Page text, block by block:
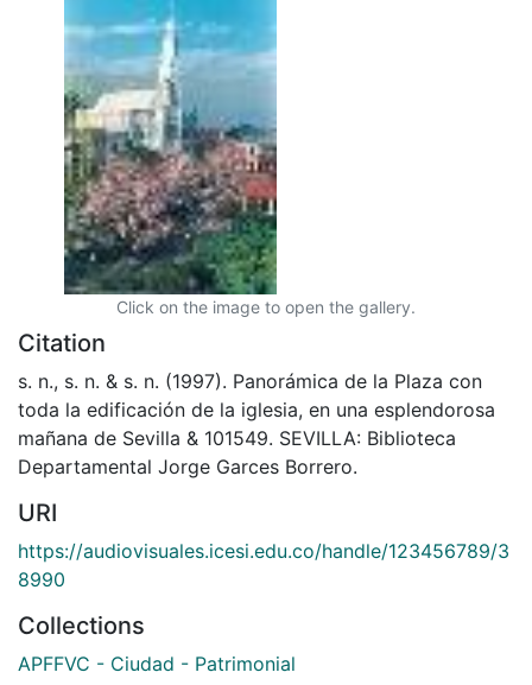
Click on the image to open the gallery.
Citation
s. n., s. n. & s. n. (1997). Panorámica de la Plaza con
toda la edificación de la iglesia, en una esplendorosa
mañana de Sevilla & 101549. SEVILLA: Biblioteca
Departamental Jorge Garces Borrero.
URI
https://audiovisuales.icesi.edu.co/handle/123456789/3
8990
Collections
APFFVC - Ciudad - Patrimonial